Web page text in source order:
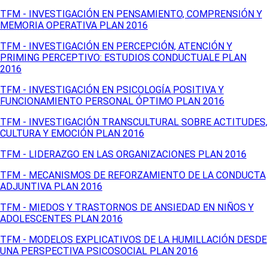
TFM - INVESTIGACIÓN EN PENSAMIENTO, COMPRENSIÓN Y
MEMORIA OPERATIVA PLAN 2016
TFM - INVESTIGACIÓN EN PERCEPCIÓN, ATENCIÓN Y
PRIMING PERCEPTIVO: ESTUDIOS CONDUCTUALE PLAN
2016
TFM - INVESTIGACIÓN EN PSICOLOGÍA POSITIVA Y
FUNCIONAMIENTO PERSONAL ÓPTIMO PLAN 2016
TFM - INVESTIGACIÓN TRANSCULTURAL SOBRE ACTITUDES,
CULTURA Y EMOCIÓN PLAN 2016
TFM - LIDERAZGO EN LAS ORGANIZACIONES PLAN 2016
TFM - MECANISMOS DE REFORZAMIENTO DE LA CONDUCTA
ADJUNTIVA PLAN 2016
TFM - MIEDOS Y TRASTORNOS DE ANSIEDAD EN NIÑOS Y
ADOLESCENTES PLAN 2016
TFM - MODELOS EXPLICATIVOS DE LA HUMILLACIÓN DESDE
UNA PERSPECTIVA PSICOSOCIAL PLAN 2016